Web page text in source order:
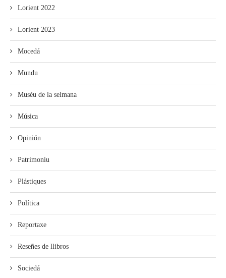
Lorient 2022
Lorient 2023
Mocedá
Mundu
Muséu de la selmana
Música
Opinión
Patrimoniu
Plástiques
Política
Reportaxe
Reseñes de llibros
Sociedá